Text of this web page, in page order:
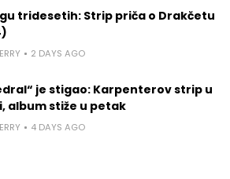
tridesetih: Strip priča o Drakčetu
2 DAYS AGO
je stigao: Karpenterov strip u
album stiže u petak
4 DAYS AGO